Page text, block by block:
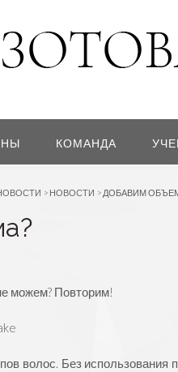
КОМАНДА
> НОВОСТИ > ДОБАВИМ
можем? Повторим!
волос. Без